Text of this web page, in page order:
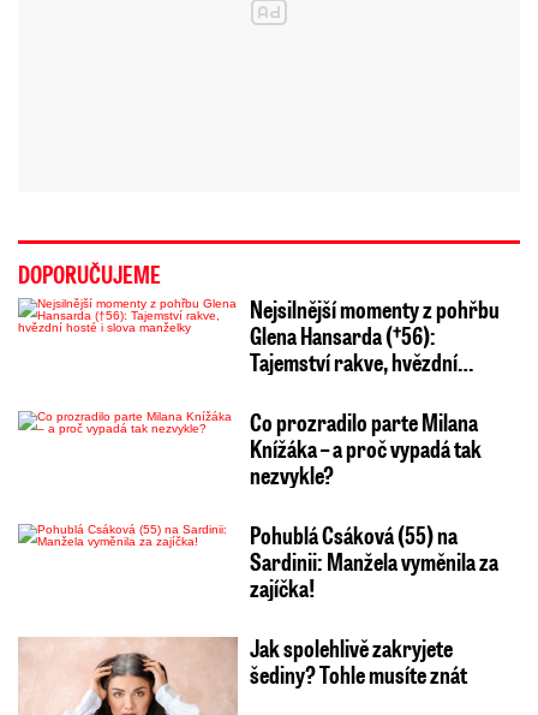
DOPORUČUJEME
Nejsilnější momenty z pohřbu
Glena Hansarda (†56):
Tajemství rakve, hvězdní…
Co prozradilo parte Milana
Knížáka – a proč vypadá tak
nezvykle?
Pohublá Csáková (55) na
Sardinii: Manžela vyměnila za
zajíčka!
Jak spolehlivě zakryjete
šediny? Tohle musíte znát